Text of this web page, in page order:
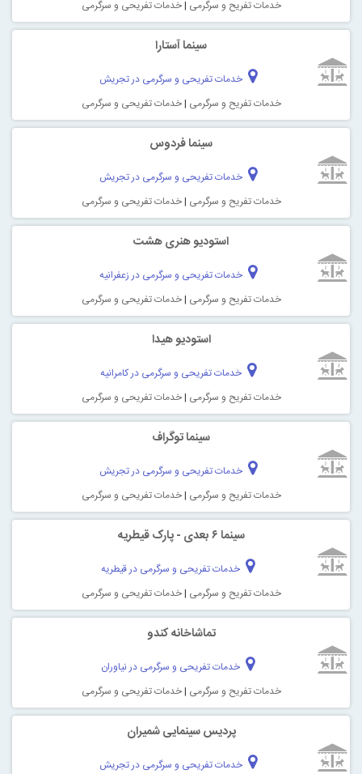
خدمات تفریح و سرگرمی |خدمات تفریحی و سرگرمی
سینما آستارا
خدمات تفریحی و سرگرمی در تجریش
خدمات تفریح و سرگرمی |خدمات تفریحی و سرگرمی
سینما فردوس
خدمات تفریحی و سرگرمی در تجریش
خدمات تفریح و سرگرمی |خدمات تفریحی و سرگرمی
استودیو هنری هشت
خدمات تفریحی و سرگرمی در زعفرانیه
خدمات تفریح و سرگرمی |خدمات تفریحی و سرگرمی
استودیو هیدا
خدمات تفریحی و سرگرمی در کامرانیه
خدمات تفریح و سرگرمی |خدمات تفریحی و سرگرمی
سینما توگراف
خدمات تفریحی و سرگرمی در تجریش
خدمات تفریح و سرگرمی |خدمات تفریحی و سرگرمی
سینما ۶ بعدی - پارک قیطریه
خدمات تفریحی و سرگرمی در قیطریه
خدمات تفریح و سرگرمی |خدمات تفریحی و سرگرمی
تماشاخانه کندو
خدمات تفریحی و سرگرمی در نیاوران
خدمات تفریح و سرگرمی |خدمات تفریحی و سرگرمی
پردیس سینمایی شمیران
خدمات تفریحی و سرگرمی در تجریش